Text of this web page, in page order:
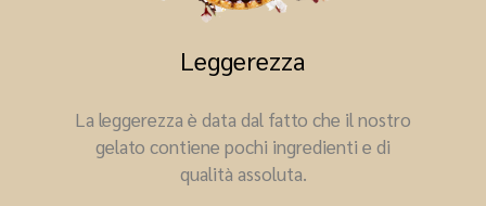
Leggerezza
La leggerezza è data dal fatto che il nostro
gelato contiene pochi ingredienti e di
qualità assoluta.